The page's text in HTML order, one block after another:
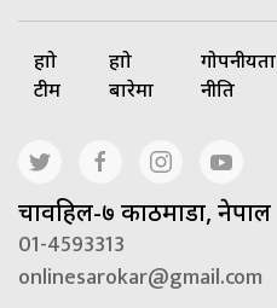
हाम्रो
टीम
हाम्रो
बारेमा
गोपनीयता
नीति
चावहिल-७ काठमाडौं, नेपाल
01-4593313
onlinesarokar@gmail.com